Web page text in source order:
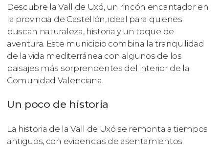
Descubre la Vall de Uxó, un rincón encantador en
la provincia de Castellón, ideal para quienes
buscan naturaleza, historia y un toque de
aventura. Este municipio combina la tranquilidad
de la vida mediterránea con algunos de los
paisajes más sorprendentes del interior de la
Comunidad Valenciana.
Un poco de historia
La historia de la Vall de Uxó se remonta a tiempos
antiguos, con evidencias de asentamientos